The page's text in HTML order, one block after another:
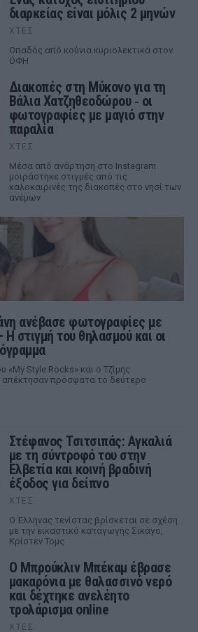
διαρκείας είναι μόλις 2 μηνών
ΧΤΕΣ
Οπαδός από κούνια κυριολεκτικά στον
ΟΦΗ
Διακοπές στη Μύκονο για τη
Βάλια Χατζηθεοδώρου ‑ οι
φωτογραφίες με μαγιό στην
παραλία
ΧΤΕΣ
Μέσα από ανάρτηση στο Instagram
μοιράστηκε στιγμές από τις
καλοκαιρινές της διακοπές στο νησί των
ανέμων
ανέβασε φωτογραφίες με
Η στιγμή του θηλασμού και οι
«My Style Rocks» και ο Τζίμης
πρόσφατα το δεύτερο
Στέφανος Τσιτσιπάς: Αγκαλιά
με τη σύντροφό του στην
Ελβετία και κοινή βραδινή
έξοδος για δείπνο
ΧΤΕΣ
Ο Έλληνας τενίστας βρίσκεται σε σχέση
με την εικαστικό καταγωγής Σικάγο,
Κρίστεν Τομς
Ο Μπρούκλιν Μπέκαμ έβρασε
μακαρόνια με θαλασσινό νερό
και δέχτηκε ανελέητο
τρολάρισμα online
ΧΤΕΣ